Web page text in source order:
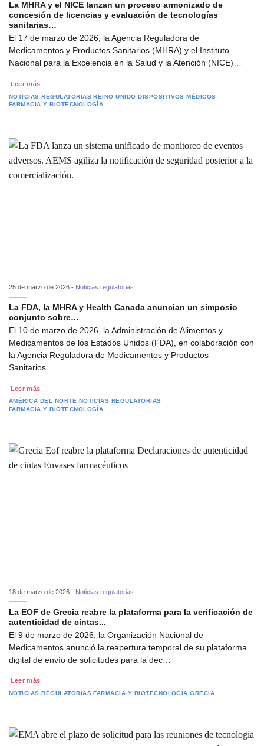
La MHRA y el NICE lanzan un proceso armonizado de
concesión de licencias y evaluación de tecnologías
sanitarias…
El 17 de marzo de 2026, la Agencia Reguladora de
Medicamentos y Productos Sanitarios (MHRA) y el Instituto
Nacional para la Excelencia en la Salud y la Atención (NICE)…
Leer más
NOTICIAS REGULATORIAS REINO UNIDO DISPOSITIVOS MÉDICOS
FARMACIA Y BIOTECNOLOGÍA
25 de marzo de 2026 - Noticias regulatorias
La FDA, la MHRA y Health Canada anuncian un simposio
conjunto sobre…
El 10 de marzo de 2026, la Administración de Alimentos y
Medicamentos de los Estados Unidos (FDA), en colaboración con
la Agencia Reguladora de Medicamentos y Productos
Sanitarios…
Leer más
AMÉRICA DEL NORTE NOTICIAS REGULATORIAS
FARMACIA Y BIOTECNOLOGÍA
18 de marzo de 2026 - Noticias regulatorias
La EOF de Grecia reabre la plataforma para la verificación de
autenticidad de cintas...
El 9 de marzo de 2026, la Organización Nacional de
Medicamentos anunció la reapertura temporal de su plataforma
digital de envío de solicitudes para la dec…
Leer más
NOTICIAS REGULATORIAS FARMACIA Y BIOTECNOLOGÍA GRECIA